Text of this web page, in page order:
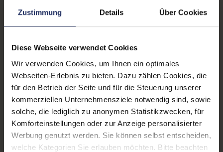
Zustimmung Details Über Cookies
Diese Webseite verwendet Cookies
Wir verwenden Cookies, um Ihnen ein optimales
Webseiten-Erlebnis zu bieten. Dazu zählen Cookies, die
für den Betrieb der Seite und für die Steuerung unserer
kommerziellen Unternehmensziele notwendig sind, sowie
solche, die lediglich zu anonymen Statistikzwecken, für
Komforteinstellungen oder zur Anzeige personalisierter
Werbung genutzt werden. Sie können selbst entscheiden,
welche Kategorien Sie erlauben möchten. Bitte beachten
1x HDMI
, 1x LAN RJ-45, 1x
USB 3 Typ C, 1x W-LAN,
Mehr anzeigen
LTE: Ja
Displayauflösung: 1920 x 1080 FHD
Tastaturlayout:
Deutsch (QWERTZ) ohne
Ziffernblock
Onboard-Grafik: Intel® UHD Graphics
Fingerprintreader: Nein